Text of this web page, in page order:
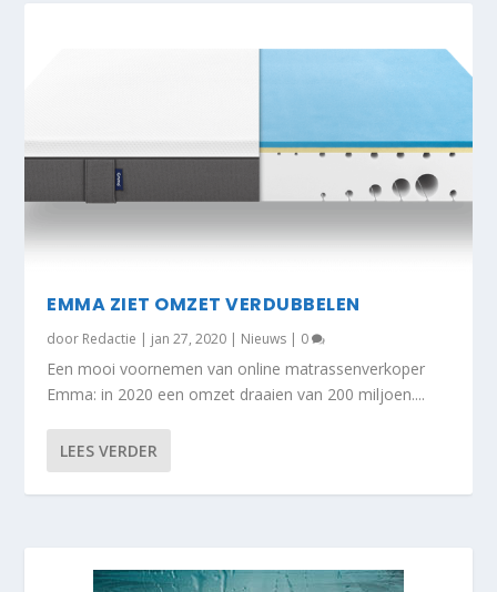
EMMA ZIET OMZET VERDUBBELEN
door Redactie | jan 27, 2020 | Nieuws | 0
Een mooi voornemen van online matrassenverkoper
Emma: in 2020 een omzet draaien van 200 miljoen....
LEES VERDER